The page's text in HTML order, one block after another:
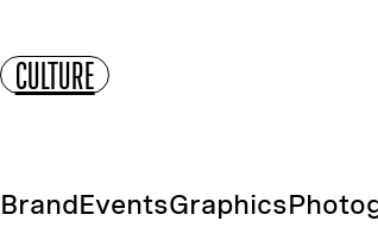
CULTURE
BrandEventsGraphics